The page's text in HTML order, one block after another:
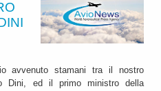
avvenuto stamani tra il nostro
Dini, ed il primo ministro della